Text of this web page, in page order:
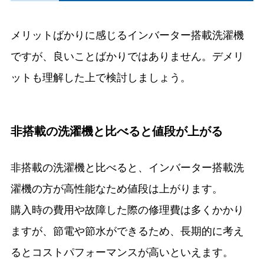
メリットばかりに感じるインバーター搭載洗濯機
ですが、良いことばかりではありません。デメリ
ットも理解した上で検討しましょう。
非搭載の洗濯機と比べると値段が上がる
非搭載の洗濯機と比べると、インバーター搭載洗
濯機の方が高性能なため値段は上がります。
購入時の費用や故障した際の修理費は多くかかり
ますが、節電や節水ができるため、長期的に考え
るとコストパフォーマンスが高いといえます。